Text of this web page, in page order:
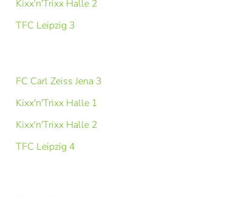
Kixx'n'Trixx Halle 2
TFC Leipzig 3
FC Carl Zeiss Jena 3
Kixx'n'Trixx Halle 1
Kixx'n'Trixx Halle 2
TFC Leipzig 4